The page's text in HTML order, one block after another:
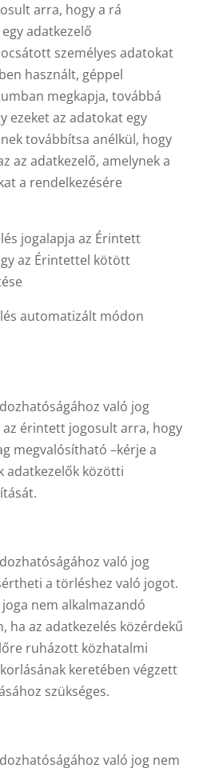
arra, hogy a rá
adatkezelő
személyes adatokat
használt, géppel
megkapja, továbbá
ezeket az adatokat egy
továbbítsa anélkül, hogy
az adatkezelő, amelynek a
a rendelkezésére
jogalapja az Érintett
az Érintettel kötött
automatizált módon
való jog
az érintett jogosult arra, hogy
megvalósítható –kérje a
adatkezelők közötti
való jog
a törléshez való jogot.
nem alkalmazandó
ha az adatkezelés közérdekű
ruházott közhatalmi
keretében végzett
szükséges.
való jog nem